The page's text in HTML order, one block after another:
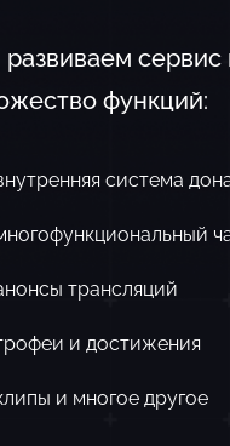
сервис
функций:
система
трансляций
и достижения
и многое другое